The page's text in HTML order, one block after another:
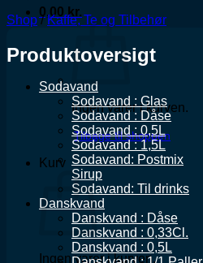
0,00kr.
Ingen varer i kurven.
Tilbage til shoppen
Kurv
Ingen varer i kurven.
Shop / Kaffe, Te og Tilbehør
Produktoversigt
Sodavand
Sodavand : Glas
Sodavand : Dåse
Sodavand : 0,5L
Sodavand : 1,5L
Sodavand: Postmix
Sirup
Sodavand: Til drinks
Danskvand
Danskvand : Dåse
Danskvand : 0,33Cl.
Danskvand : 0,5L